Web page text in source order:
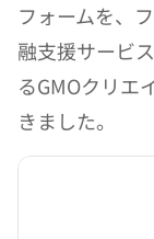
フォームを、
融支援サービ
るGMOクリエ
きました。